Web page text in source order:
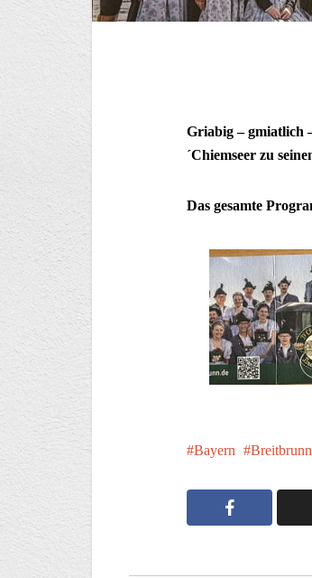
Griabig – gmiatlich
´Chiemseer zu
Das gesamte
Bayern Breitbrunn